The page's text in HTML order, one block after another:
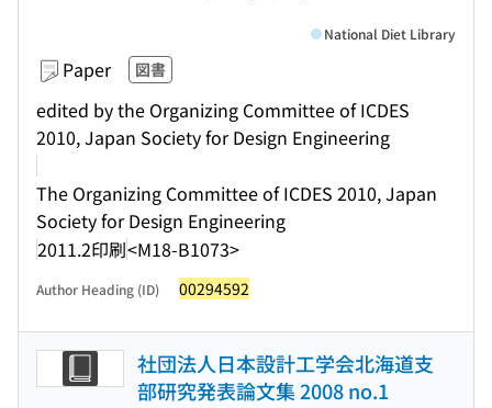
Paper 図書
edited by the Organizing Committee of ICDES
2010, Japan Society for Design Engineering
The Organizing Committee of ICDES 2010, Japan
Society for Design Engineering
2011.2印刷<M18-B1073>
National Diet Library
Author Heading (ID) 00294592
社団法人日本設計工学会北海道支
部研究発表論文集 2008 no.1